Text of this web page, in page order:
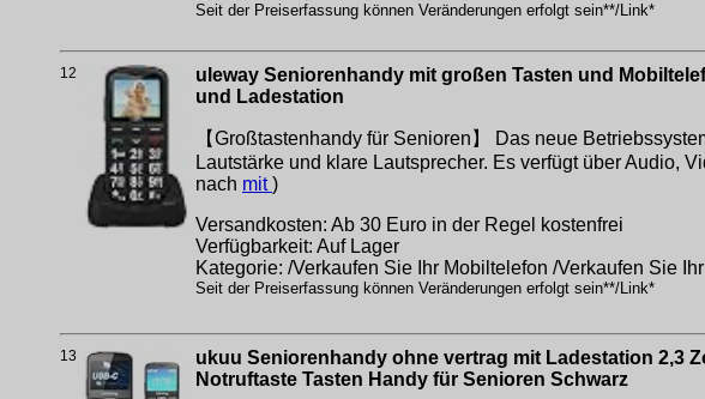
Seit der Preiserfassung können Veränderungen erfolgt sein**/Link*
12
uleway Seniorenhandy mit großen Tasten und
und Ladestation
【Großtastenhandy für Senioren】 Das neue
Lautstärke und klare Lautsprecher. Es verfügt über Audio,
nach mit)
Versandkosten: Ab 30 Euro in der Regel kostenfrei
Verfügbarkeit: Auf Lager
Kategorie: /Verkaufen Sie Ihr Mobiltelefon /Verkaufen Sie
Seit der Preiserfassung können Veränderungen erfolgt sein**/Link*
13
ukuu Seniorenhandy ohne vertrag mit Ladestation 2,3
Notruftaste Tasten Handy für Senioren Schwarz